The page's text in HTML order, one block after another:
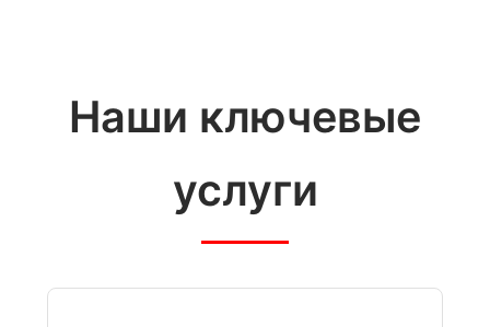
Наши ключевые
услуги